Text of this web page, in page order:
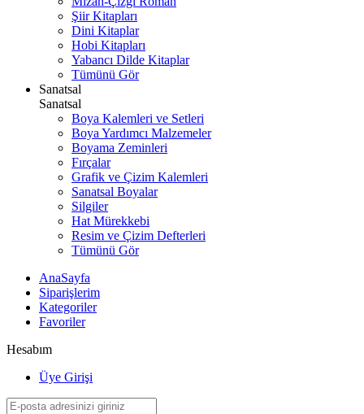
Şiir Kitapları
Dini Kitaplar
Hobi Kitapları
Yabancı Dilde Kitaplar
Tümünü Gör
Sanatsal
Sanatsal
Boya Kalemleri ve Setleri
Boya Yardımcı Malzemeler
Boyama Zeminleri
Fırçalar
Grafik ve Çizim Kalemleri
Sanatsal Boyalar
Silgiler
Hat Mürekkebi
Resim ve Çizim Defterleri
Tümünü Gör
AnaSayfa
Siparişlerim
Kategoriler
Favoriler
Hesabım
Üye Girişi